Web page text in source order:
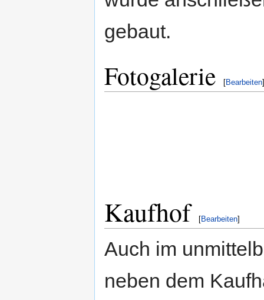
gebaut.
Fotogalerie [Bearbeiten]
Kaufhof [Bearbeiten]
Auch im
neben dem